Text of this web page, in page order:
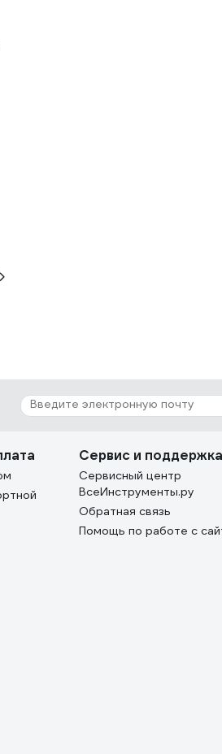
Сервис и поддержка
Сервисный центр
ВсеИнструменты.ру
Обратная связь
Помощь по работе с